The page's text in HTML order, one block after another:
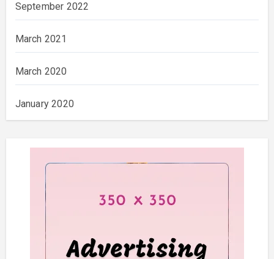
September 2022
March 2021
March 2020
January 2020